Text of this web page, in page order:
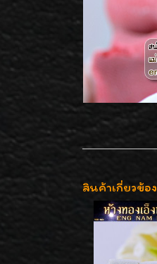
สินค้าเกี่ยวข้อง